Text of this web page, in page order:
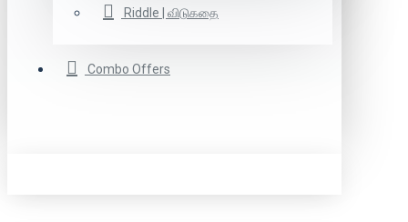
Riddle | விடுகதை
Combo Offers